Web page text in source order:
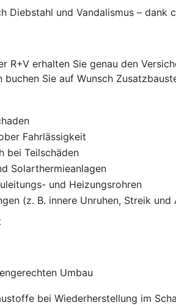
Diebstahl und Vandalismus – dank
R+V erhalten Sie genau den
Sie auf Wunsch
Fahrlässigkeit
bei Teilschäden
Solarthermieanlagen
und Heizungsrohren
(z. B. innere Unruhen, Streik und
Umbau
bei Wiederherstellung im